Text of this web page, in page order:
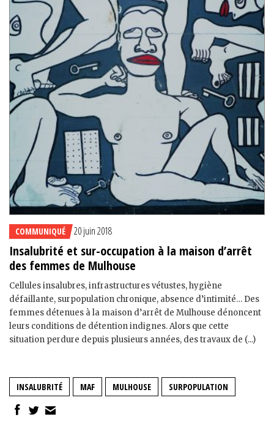
COMMUNIQUÉ 20 juin 2018
Insalubrité et sur-occupation à la maison d’arrêt
des femmes de Mulhouse
Cellules insalubres, infrastructures vétustes, hygiène
défaillante, surpopulation chronique, absence d’intimité… Des
femmes détenues à la maison d’arrêt de Mulhouse dénoncent
leurs conditions de détention indignes. Alors que cette
situation perdure depuis plusieurs années, des travaux de (...)
INSALUBRITÉ MAF MULHOUSE SURPOPULATION